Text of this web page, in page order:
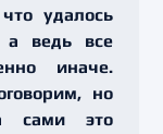
удалось
а ведь все
иначе.
но
сами это